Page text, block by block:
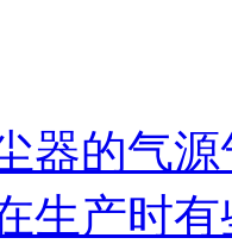
器的气
生产时